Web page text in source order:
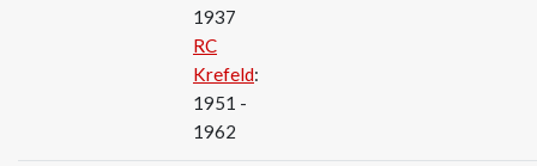
1937
RC
Krefeld:
1951 -
1962